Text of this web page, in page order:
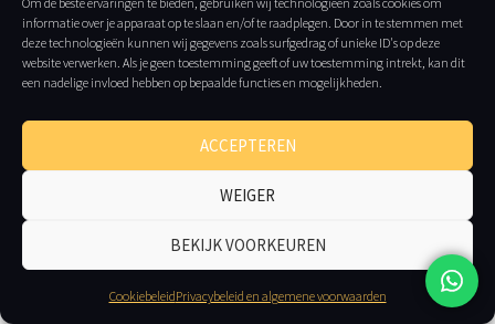
informatie over je apparaat op te slaan en/of te raadplegen. Door in te stemmen met
deze technologieën kunnen wij gegevens zoals surfgedrag of unieke ID's op deze
website verwerken. Als je geen toestemming geeft of uw toestemming intrekt, kan dit
een nadelige invloed hebben op bepaalde functies en mogelijkheden.
ACCEPTEREN
WEIGER
BEKIJK VOORKEUREN
CookiebeleidPrivacybeleid en algemene voorwaarden